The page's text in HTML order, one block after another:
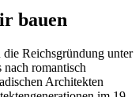
bauen
Reichsgründung unter
romantisch
Architekten